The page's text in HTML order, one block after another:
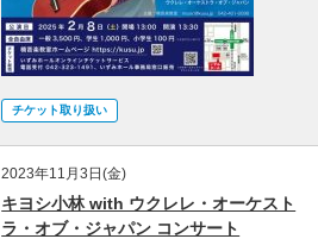
チケット取り扱い
2023年11月3日(金)
キヨシ小林 with ウクレレ・オーケスト
ラ・オブ・ジャパン コンサート